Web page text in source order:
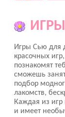
Игры Сью для
красочных
познакомят
сможешь
подбор
лакомств,
Каждая из
и имеет